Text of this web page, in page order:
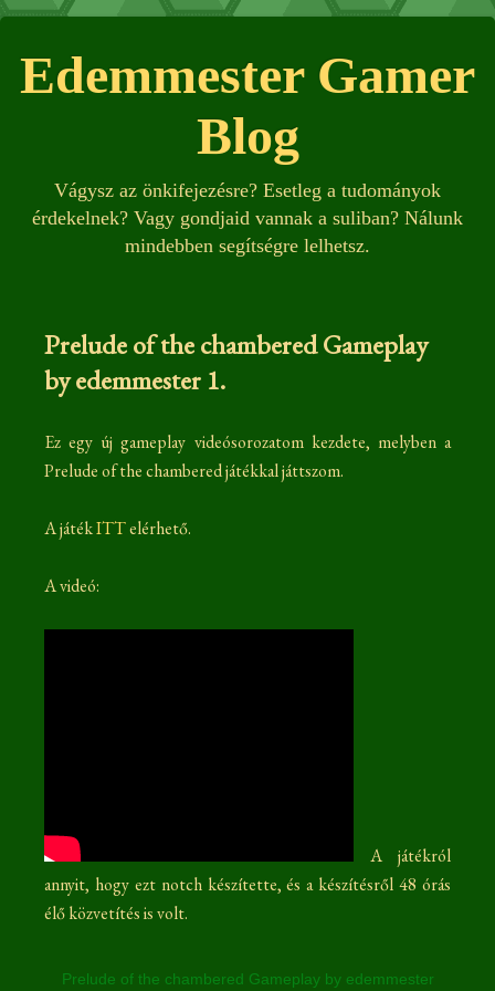
Edemmester Gamer
Blog
Vágysz az önkifejezésre? Esetleg a tudományok
érdekelnek? Vagy gondjaid vannak a suliban? Nálunk
mindebben segítségre lelhetsz.
Prelude of the chambered Gameplay
by edemmester 1.
Ez egy új gameplay videósorozatom kezdete, melyben a
Prelude of the chambered játékkal játtszom.
A játékITTelérhető.
A videó:
A játékról
annyit, hogy ezt notch készítette, és a készítésről 48 órás
élő közvetítés is volt.
Prelude of the chambered Gameplay by edemmester